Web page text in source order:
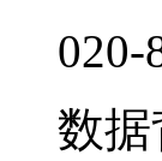
020-
数据